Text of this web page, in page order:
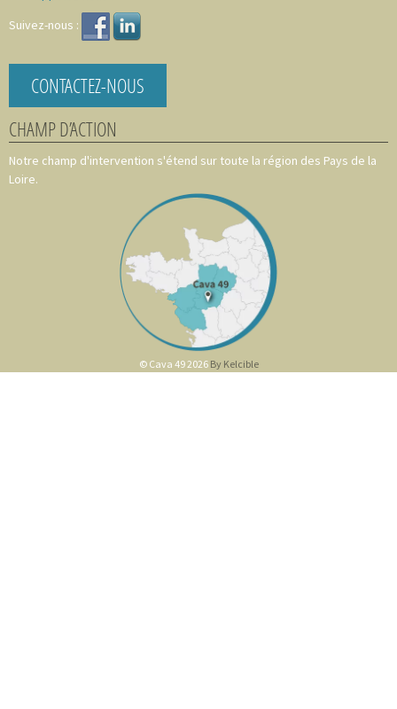
Suivez-nous :
CONTACTEZ-NOUS
CHAMP D’ACTION
Notre champ d'intervention s'étend sur toute la région des Pays de la
Loire.
© Cava 49 2026 By Kelcible